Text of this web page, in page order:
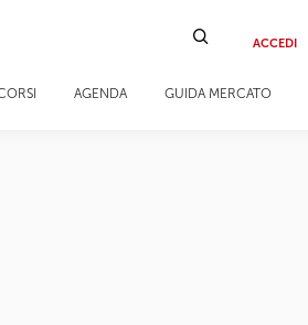
ACCEDI
AGENDA GUIDA MERCATO